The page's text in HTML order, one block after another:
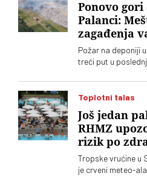
pitanje obračuna u
Ponovo
Palanci:
zagađenja
Požar na deponiji
treći put u
zagađenje i
Toplotni talas
Još jedan
RHMZ
rizik po
Tropske vrućine u
je crveni meteo-